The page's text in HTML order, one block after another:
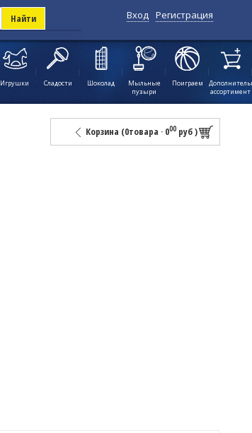
Найти Вход Регистрация
Игрушки Сладости Шоколад
Мыльные
пузыри
Поиграем
ассортимент
Корзина (0товара · 000руб)